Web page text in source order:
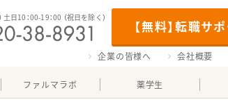
【無料】転職サ
土日10：00-19：00 （祝日を除く）
企業の皆様へ 会社概要
ファルマラボ 薬学生